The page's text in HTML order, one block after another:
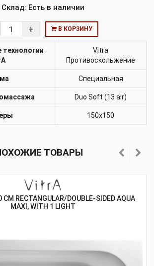
Склад: Есть в наличии
В КОРЗИНУ
Vitra
Противоскольжение
Специальная
Duo Soft (13 air)
150x150
ТОВАРЫ
RECTANGULAR/DOUBLE-SIDED AQUA
MAXI, WITH 1 LIGHT